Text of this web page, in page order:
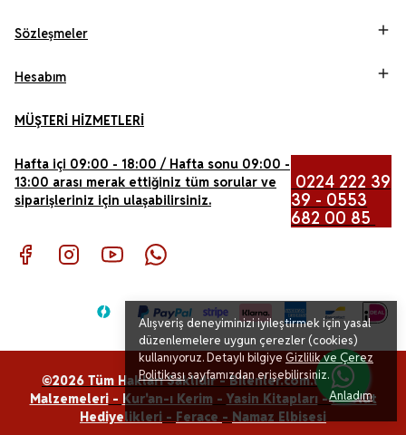
Alışveriş deneyiminizi iyileştirmek için yasal
düzenlemelere uygun çerezler (cookies)
kullanıyoruz. Detaylı bilgiye Gizlilik ve Çerez
Politikasısayfamızdan erişebilirsiniz.
Anladım
Sözleşmeler
Hesabım
MÜŞTERİ HİZMETLERİ
Hafta içi 09:00 - 18:00 / Hafta sonu 09:00 -
13:00 arası merak ettiğiniz tüm sorular ve
siparişleriniz için ulaşabilirsiniz.
0224 222 39
39 - 0553
682 00 85
©2026 Tüm Hakları Saklıdır - Bilenler.com.tr -Hac
Malzemeleri- Kur'an-ı Kerim - Yasin Kitapları -Mevlüt
Hediyelikleri - Ferace - Namaz Elbisesi